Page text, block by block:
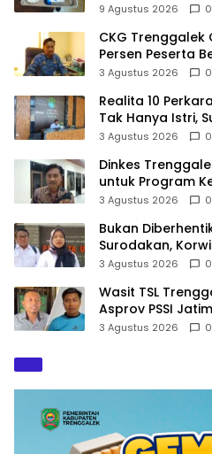
9 Agustus 2026 0
CKG Trenggalek
Persen Peserta
Kejiwaan
3 Agustus 2026 0
Realita 10
Tak Hanya Istri,
Kekerasan
3 Agustus 2026 0
Dinkes
untuk Program
2027
3 Agustus 2026 0
Bukan
Surodakan,
Pernyataan Soal
3 Agustus 2026 0
Wasit TSL
Asprov PSSI
Tugas di Hari
3 Agustus 2026 0